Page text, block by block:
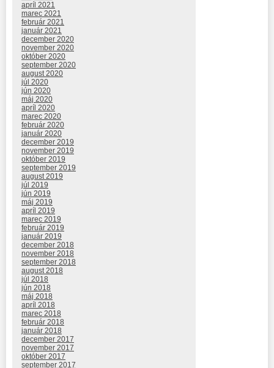
apríl 2021
marec 2021
február 2021
január 2021
december 2020
november 2020
október 2020
september 2020
august 2020
júl 2020
jún 2020
máj 2020
apríl 2020
marec 2020
február 2020
január 2020
december 2019
november 2019
október 2019
september 2019
august 2019
júl 2019
jún 2019
máj 2019
apríl 2019
marec 2019
február 2019
január 2019
december 2018
november 2018
september 2018
august 2018
júl 2018
jún 2018
máj 2018
apríl 2018
marec 2018
február 2018
január 2018
december 2017
november 2017
október 2017
september 2017